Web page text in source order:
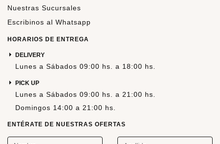
Nuestras Sucursales
Escribinos al Whatsapp
HORARIOS DE ENTREGA
DELIVERY
Lunes a Sábados 09:00 hs. a 18:00 hs.
PICK UP
Lunes a Sábados 09:00 hs. a 21:00 hs.
Domingos 14:00 a 21:00 hs.
ENTÉRATE DE NUESTRAS OFERTAS